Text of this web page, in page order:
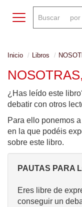
Toggle navigation
Inicio Libros
¿Has leído este
debatir con otros
Para ello ponemos
en la que podéis
sobre este libro.
PAUTAS PARA
Eres libre de
conseguir un